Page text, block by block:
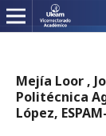
Mejía Loor ,
Politécnica
López,